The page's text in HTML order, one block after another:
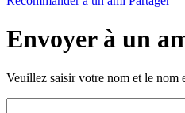
Envoyer à un
Veuillez saisir votre nom et le nom